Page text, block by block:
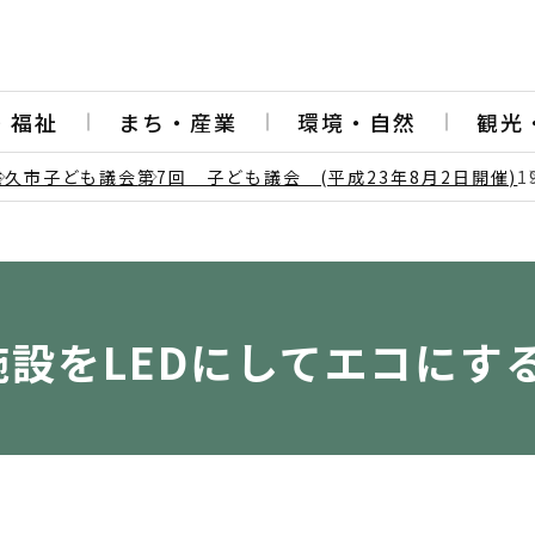
福祉 まち・産業 環境・自然 観光
久市子ども議会第7回 子ども議会 (平成23年8月2日開催)
をLEDにしてエコにす